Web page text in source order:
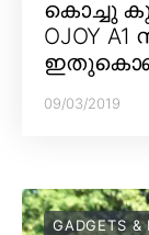
കൊച്ചു
OJOY
09/03/2019
GADGETS &